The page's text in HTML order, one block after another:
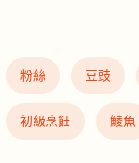
粉絲 豆豉
初級烹飪 鯪魚